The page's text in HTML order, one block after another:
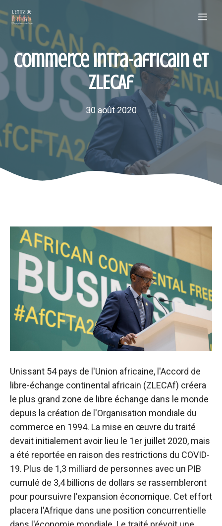
au
contenu
Commerce intra-africain et
ZLECAf
30 août 2020
Unissant 54 pays de l'Union africaine, l'Accord de
libre-échange continental africain (ZLECAf) créera
le plus grand zone de libre échange dans le monde
depuis la création de l'Organisation mondiale du
commerce en 1994. La mise en œuvre du traité
devait initialement avoir lieu le 1er juillet 2020, mais
a été reportée en raison des restrictions du COVID-
19. Plus de 1,3 milliard de personnes avec un PIB
cumulé de 3,4 billions de dollars se rassembleront
pour poursuivre l'expansion économique. Cet effort
placera l'Afrique dans une position concurrentielle